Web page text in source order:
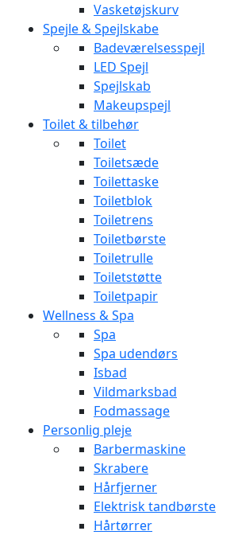
Vasketøjskurv
Spejle & Spejlskabe
Badeværelsesspejl
LED Spejl
Spejlskab
Makeupspejl
Toilet & tilbehør
Toilet
Toiletsæde
Toilettaske
Toiletblok
Toiletrens
Toiletbørste
Toiletrulle
Toiletstøtte
Toiletpapir
Wellness & Spa
Spa
Spa udendørs
Isbad
Vildmarksbad
Fodmassage
Personlig pleje
Barbermaskine
Skrabere
Hårfjerner
Elektrisk tandbørste
Hårtørrer